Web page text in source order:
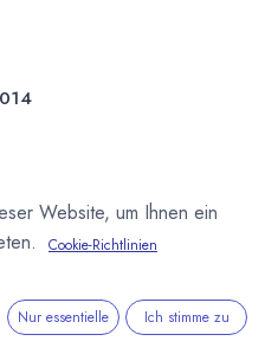
Website, um Ihnen ein
Cookie-Richtlinien
Nur essentielle Ich stimme zu